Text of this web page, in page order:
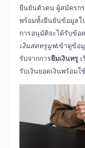
ยืนยันตัวตน ผู้สมัครก
พร้อมทั้งยืนยันข้อมูลใ
การอนุมัติจะได้รับข้อ
เงินสดทรูมูฟเข้าดูข้อ
รับจากการยืมเงินทรู
รับเงินยอดเงินพร้อมใ